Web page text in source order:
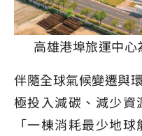
高雄港埠旅運中
伴隨全球氣候變遷與
極投入減碳、減少
「一棟消耗最少地